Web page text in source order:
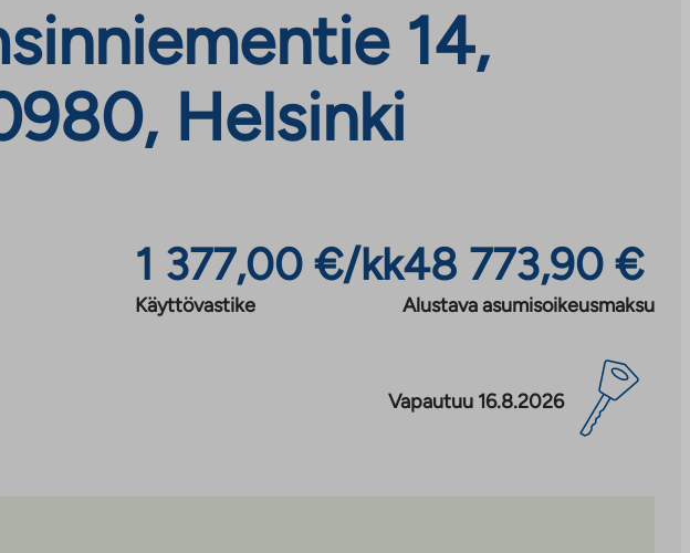
14,
Helsinki
1 377,00 €/kk
Käyttövastike
48 773,90 €
Alustava asumisoikeusmaksu
Vapautuu 16.8.2026